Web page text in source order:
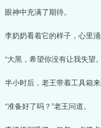
眼神中充满了期待。
李奶奶看着它的样子，心里涌
“大黑，希望你没有让我失望
半小时后，老王带着工具箱来
“准备好了吗？”老王问道。